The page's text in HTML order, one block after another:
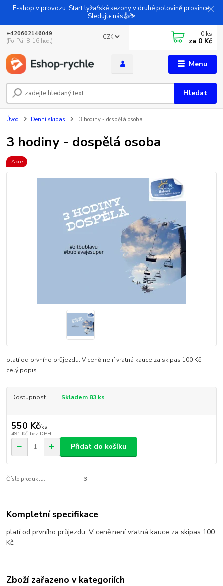
E-shop v provozu. Start lyžařské sezony v druhé polovině prosince.
Sledujte nás👍⛷️
Menu
CZK
Hledat
+420602146049
(Po-Pá, 8-16 hod.)
0 ks
za 0 Kč
Úvod Denní skipas 3 hodiny - dospělá osoba
3 hodiny - dospělá osoba
Akce
platí od prvního průjezdu. V ceně není vratná kauce za skipas 100 Kč.
celý popis
Dostupnost Skladem 83 ks
550 Kč/ks
491 Kč bez DPH
Přidat do košíku
Číslo produktu: 3
Kompletní specifikace
platí od prvního průjezdu. V ceně není vratná kauce za skipas 100
Kč.
Zboží zařazeno v kategoriích